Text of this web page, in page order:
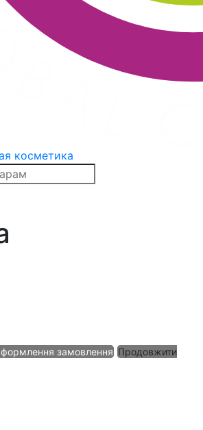
косметика
замовлення Продовжити